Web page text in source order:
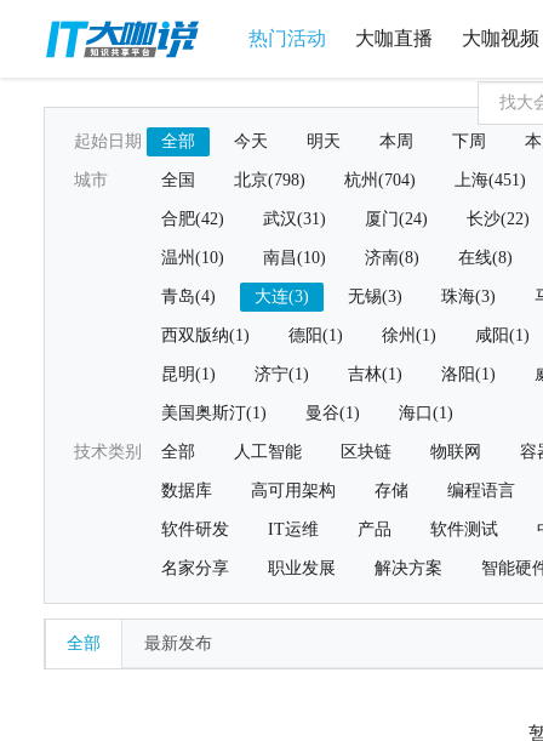
热门活动 大咖直播 大咖视频
起始日期 全部 今天 明天 本周 下周
城市 全国 北京(798) 杭州(704) 上海(451)
合肥(42) 武汉(31) 厦门(24) 长沙(22)
温州(10) 南昌(10) 济南(8) 在线(8)
青岛(4) 大连(3) 无锡(3) 珠海(3)
西双版纳(1) 德阳(1) 徐州(1) 咸阳(1)
昆明(1) 济宁(1) 吉林(1) 洛阳(1)
美国奥斯汀(1) 曼谷(1) 海口(1)
技术类别 全部 人工智能 区块链 物联网 容
数据库 高可用架构 存储 编程语言
软件研发 IT运维 产品 软件测试
名家分享 职业发展 解决方案 智能硬
全部 最新发布